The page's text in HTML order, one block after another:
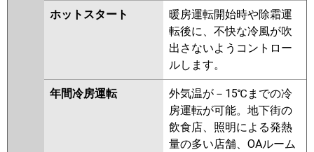
RCID-GP160RHNG1 RCID-
GP160RSHG6 RCID-GP160RSHG5
RCID-GP160RHNG RCID-
GP160RSHG4
RCID-AP160HNG11-
kobe RCID-AP160HNG11 RCID-
GP160RSHG3
FDTWK1605HT5SA-rak
FDTWK1605HT5SA
ホットスタート
暖房運転開始時や除霜運
転後に、不快な冷風が吹
出さないようコントロー
ルします。
年間冷房運転
外気温が－15℃までの冷
房運転が可能。地下街の
飲食店、照明による発熱
量の多い店舗、OAルーム